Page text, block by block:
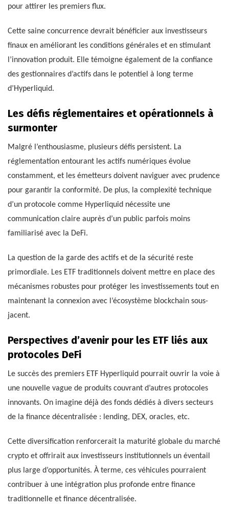
pour attirer les premiers flux.
Cette saine concurrence devrait bénéficier aux investisseurs
finaux en améliorant les conditions générales et en stimulant
l’innovation produit. Elle témoigne également de la confiance
des gestionnaires d’actifs dans le potentiel à long terme
d’Hyperliquid.
Les défis réglementaires et opérationnels à
surmonter
Malgré l’enthousiasme, plusieurs défis persistent. La
réglementation entourant les actifs numériques évolue
constamment, et les émetteurs doivent naviguer avec prudence
pour garantir la conformité. De plus, la complexité technique
d’un protocole comme Hyperliquid nécessite une
communication claire auprès d’un public parfois moins
familiarisé avec la DeFi.
La question de la garde des actifs et de la sécurité reste
primordiale. Les ETF traditionnels doivent mettre en place des
mécanismes robustes pour protéger les investissements tout en
maintenant la connexion avec l’écosystème blockchain sous-
jacent.
Perspectives d’avenir pour les ETF liés aux
protocoles DeFi
Le succès des premiers ETF Hyperliquid pourrait ouvrir la voie à
une nouvelle vague de produits couvrant d’autres protocoles
innovants. On imagine déjà des fonds dédiés à divers secteurs
de la finance décentralisée : lending, DEX, oracles, etc.
Cette diversification renforcerait la maturité globale du marché
crypto et offrirait aux investisseurs institutionnels un éventail
plus large d’opportunités. À terme, ces véhicules pourraient
contribuer à une intégration plus profonde entre finance
traditionnelle et finance décentralisée.